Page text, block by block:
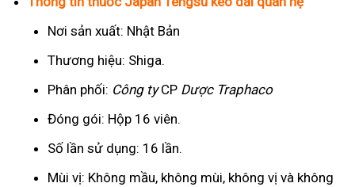
Nơi sản xuất: Nhật Bản
Thương hiệu: Shiga.
Phân phối: Công tyCP Dược Traphaco
Đóng gói: Hộp 16 viên.
Số lần sử dụng: 16 lần.
Mùi vị: Không mầu, không mùi, không vị và không